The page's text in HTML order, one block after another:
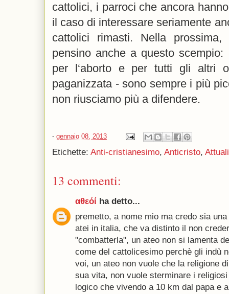
cattolici, i parroci che ancora
il caso di interessare seriamente
cattolici rimasti. Nella prossima,
pensino anche a questo
per l‘aborto e per tutti gli altri
paganizzata - sono sempre i più
non riusciamo più a difendere.
- gennaio 08, 2013
Etichette: Anti-cristianesimo, Anticristo,
13 commenti:
αθεόί ha detto...
premetto, a nome mio ma credo sia
atei in italia, che va distinto il non
"combatterla", un ateo non si lamenta
come del cattolicesimo perchè gli indù
voi, un ateo non vuole che la religione
sua vita, non vuole sterminare i
logico che vivendo a 10 km dal papa e